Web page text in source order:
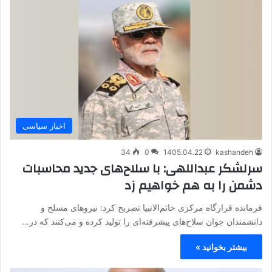
اخبار سیاسی
kashandeh
1405.04.22
0
34
سرلشکر عبداللهی: با سلاح‌های جدید محاسبات
دشمن را به هم خواهیم زد
فرمانده قرارگاه مرکزی خاتم‌الانبیا تصریح کرد: نیروهای مسلح و
دانشمندان جوان سلاح‌های پیشرفته‌ای را تولید کرده و می‌کنند که در…
بیشتر بخوانید »